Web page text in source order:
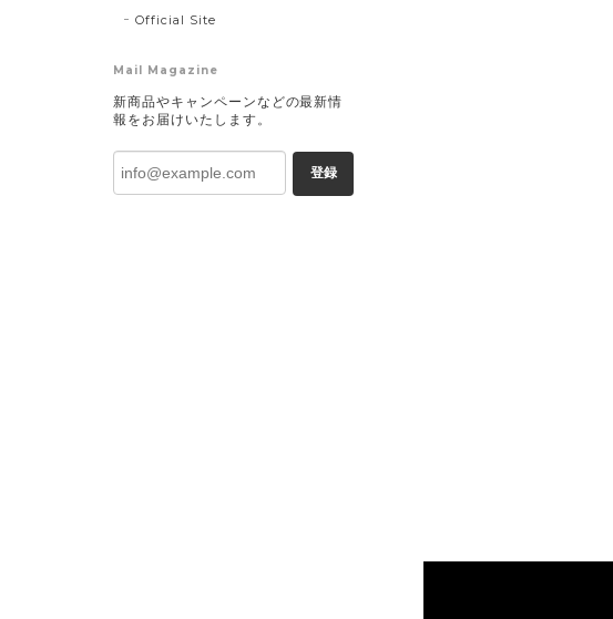
Official Site
Mail Magazine
新商品やキャンペーンなどの最新情
報をお届けいたします。
登録